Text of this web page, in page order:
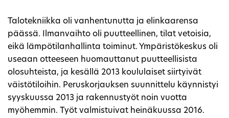
Talotekniikka oli vanhentunutta ja elinkaarensa
päässä. Ilmanvaihto oli puutteellinen, tilat vetoisia,
eikä lämpötilanhallinta toiminut. Ympäristökeskus oli
useaan otteeseen huomauttanut puutteellisista
olosuhteista, ja kesällä 2013 koululaiset siirtyivät
väistötiloihin. Peruskorjauksen suunnittelu käynnistyi
syyskuussa 2013 ja rakennustyöt noin vuotta
myöhemmin. Työt valmistuivat heinäkuussa 2016.